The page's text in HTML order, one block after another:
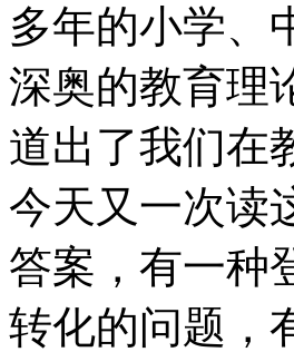
多年的小学、
深奥的教育理
道出了我们在
今天又一次读
答案，有一种
转化的问题，